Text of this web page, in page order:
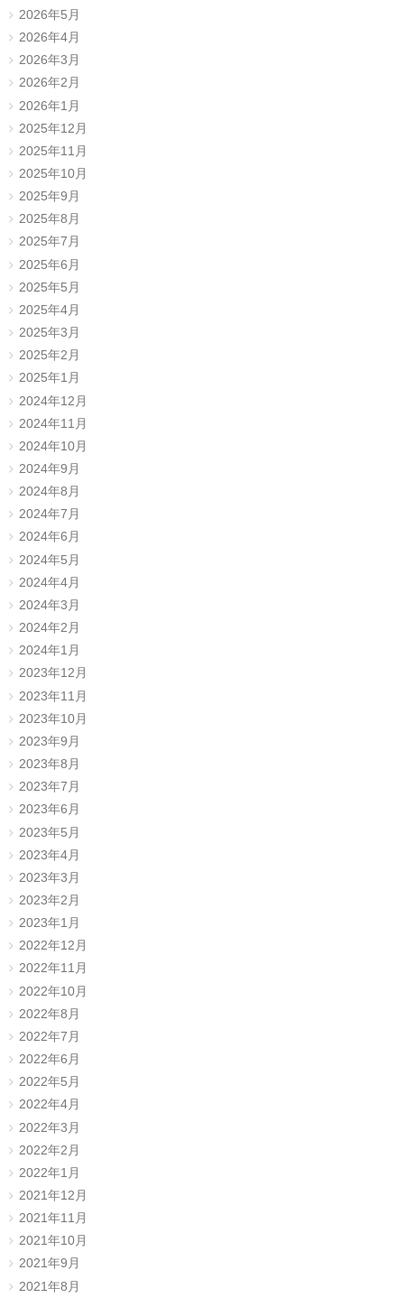
2026年5月
2026年4月
2026年3月
2026年2月
2026年1月
2025年12月
2025年11月
2025年10月
2025年9月
2025年8月
2025年7月
2025年6月
2025年5月
2025年4月
2025年3月
2025年2月
2025年1月
2024年12月
2024年11月
2024年10月
2024年9月
2024年8月
2024年7月
2024年6月
2024年5月
2024年4月
2024年3月
2024年2月
2024年1月
2023年12月
2023年11月
2023年10月
2023年9月
2023年8月
2023年7月
2023年6月
2023年5月
2023年4月
2023年3月
2023年2月
2023年1月
2022年12月
2022年11月
2022年10月
2022年8月
2022年7月
2022年6月
2022年5月
2022年4月
2022年3月
2022年2月
2022年1月
2021年12月
2021年11月
2021年10月
2021年9月
2021年8月